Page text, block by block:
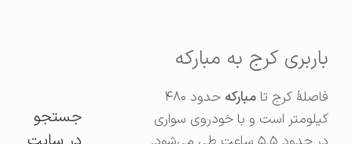
باربری کرج به مبارکه
فاصلهٔ کرج تامبارکه
حدود ۴۸۰
کیلومتر است و با خودروی سواری
جستجو